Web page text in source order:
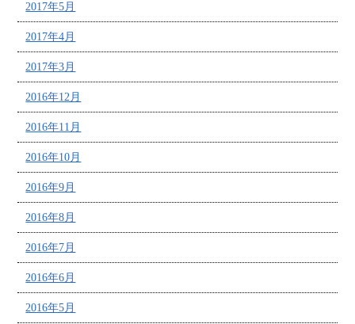
2017年5月
2017年4月
2017年3月
2016年12月
2016年11月
2016年10月
2016年9月
2016年8月
2016年7月
2016年6月
2016年5月